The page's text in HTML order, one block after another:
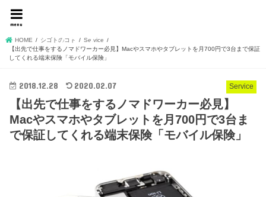
ザイナーshojiの独り言
menu
HOME シゴトのコト
Service
【出先で仕事をするノマドワーカー必見】Macやスマホやタブレットを月700円で3台まで保証
してくれる端末保険「モバイル保険」
Service
2018.12.28 2020.02.07
【出先で仕事をするノマドワーカー必見】
Macやスマホやタブレットを月700円で3台ま
で保証してくれる端末保険「モバイル保険」